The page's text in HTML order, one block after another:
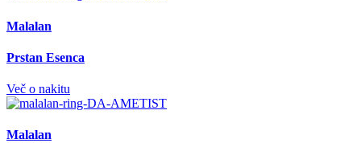
Malalan
Prstan Esenca
Več o nakitu
Malalan